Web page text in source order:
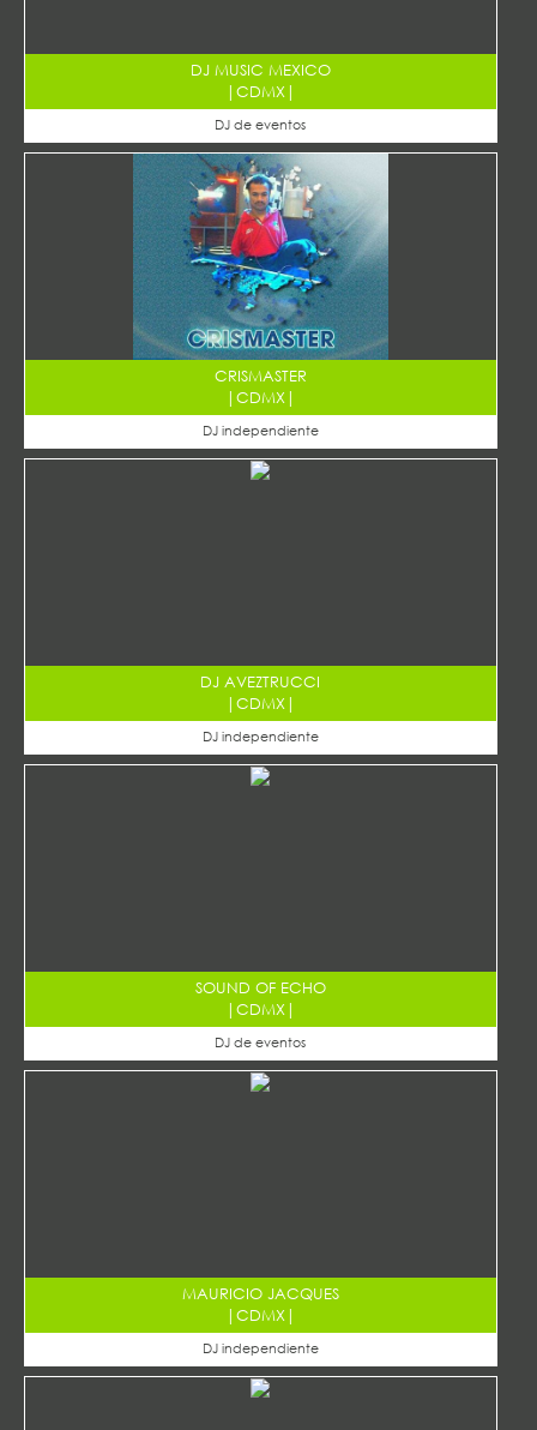
DJ MUSIC MEXICO
| CDMX|
DJ de eventos
CRISMASTER
| CDMX|
DJ independiente
DJ AVEZTRUCCI
| CDMX|
DJ independiente
SOUND OF ECHO
| CDMX|
DJ de eventos
MAURICIO JACQUES
| CDMX|
DJ independiente